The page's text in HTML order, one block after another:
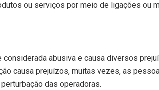
ou serviços por meio de ligações ou
abusiva e causa diversos
causa prejuízos, muitas vezes, as
das operadoras.